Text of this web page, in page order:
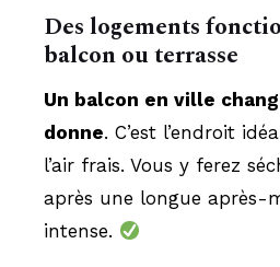
Des logements
balcon ou terrasse
Un balcon en ville
donne. C’est l’endroit
l’air frais. Vous y ferez
après une longue après-
intense.